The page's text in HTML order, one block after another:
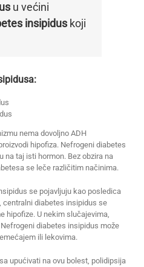
u većini
insipidus koji
nema dovoljno ADH
hipofiza. Nefrogeni diabetes
na taj isti hormon. Bez obzira na
se leče različitim načinima.
se pojavljuju kao posledica
centralni diabetes insipidus se
hipofize. U nekim slučajevima,
diabetes insipidus može
ili lekovima.
upućivati na ovu bolest, polidipsija